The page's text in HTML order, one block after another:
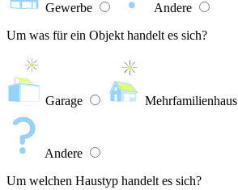
Gewerbe
Andere
Um was für ein Objekt handelt es sich?
Garage Mehrfamilienhaus
Andere
Um welchen Haustyp handelt es sich?